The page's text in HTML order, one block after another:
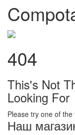
404
This's Not
Looking For
Please try one of
Наш